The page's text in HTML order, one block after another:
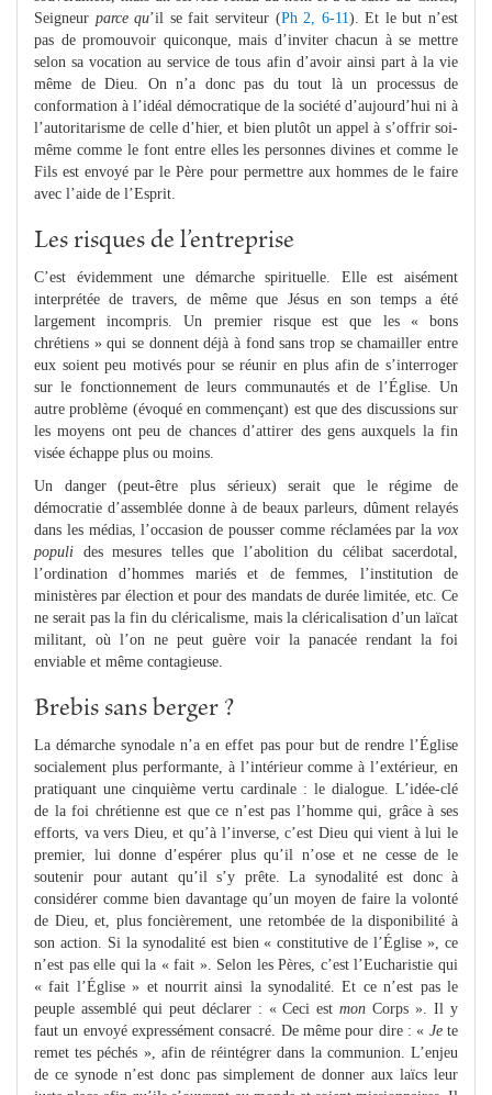
Seigneur parce qu’il se fait serviteur (Ph 2, 6-11). Et le but n’est
pas de promouvoir quiconque, mais d’inviter chacun à se mettre
selon sa vocation au service de tous afin d’avoir ainsi part à la vie
même de Dieu. On n’a donc pas du tout là un processus de
conformation à l’idéal démocratique de la société d’aujourd’hui ni à
l’autoritarisme de celle d’hier, et bien plutôt un appel à s’offrir soi-
même comme le font entre elles les personnes divines et comme le
Fils est envoyé par le Père pour permettre aux hommes de le faire
avec l’aide de l’Esprit.
Les risques de l’entreprise
C’est évidemment une démarche spirituelle. Elle est aisément
interprétée de travers, de même que Jésus en son temps a été
largement incompris. Un premier risque est que les « bons
chrétiens » qui se donnent déjà à fond sans trop se chamailler entre
eux soient peu motivés pour se réunir en plus afin de s’interroger
sur le fonctionnement de leurs communautés et de l’Église. Un
autre problème (évoqué en commençant) est que des discussions sur
les moyens ont peu de chances d’attirer des gens auxquels la fin
visée échappe plus ou moins.
Un danger (peut-être plus sérieux) serait que le régime de
démocratie d’assemblée donne à de beaux parleurs, dûment relayés
dans les médias, l’occasion de pousser comme réclamées par la vox
populi des mesures telles que l’abolition du célibat sacerdotal,
l’ordination d’hommes mariés et de femmes, l’institution de
ministères par élection et pour des mandats de durée limitée, etc. Ce
ne serait pas la fin du cléricalisme, mais la cléricalisation d’un laïcat
militant, où l’on ne peut guère voir la panacée rendant la foi
enviable et même contagieuse.
Brebis sans berger ?
La démarche synodale n’a en effet pas pour but de rendre l’Église
socialement plus performante, à l’intérieur comme à l’extérieur, en
pratiquant une cinquième vertu cardinale : le dialogue. L’idée-clé
de la foi chrétienne est que ce n’est pas l’homme qui, grâce à ses
efforts, va vers Dieu, et qu’à l’inverse, c’est Dieu qui vient à lui le
premier, lui donne d’espérer plus qu’il n’ose et ne cesse de le
soutenir pour autant qu’il s’y prête. La synodalité est donc à
considérer comme bien davantage qu’un moyen de faire la volonté
de Dieu, et, plus foncièrement, une retombée de la disponibilité à
son action. Si la synodalité est bien « constitutive de l’Église », ce
n’est pas elle qui la « fait ». Selon les Pères, c’est l’Eucharistie qui
« fait l’Église » et nourrit ainsi la synodalité. Et ce n’est pas le
peuple assemblé qui peut déclarer : « Ceci estmon Corps ». Il y
faut un envoyé expressément consacré. De même pour dire : « Jete
remet tes péchés », afin de réintégrer dans la communion. L’enjeu
de ce synode n’est donc pas simplement de donner aux laïcs leur